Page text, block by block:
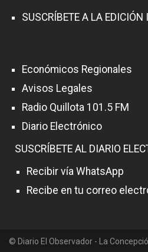
SUSCRÍBETE A LA EDICIÓN
Económicos Regionales
Avisos Legales
Radio Quillota 101.5 FM
Diario Electrónico
SUSCRÍBETE AL DIARIO
Recibir vía WhatsApp
Recibe en tu correo
© Diario El Observador - La